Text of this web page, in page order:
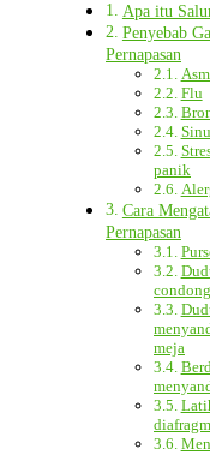
Apa itu
Penyebab
Pernapasan
Flu
panik
Cara
Pernapasan
meja